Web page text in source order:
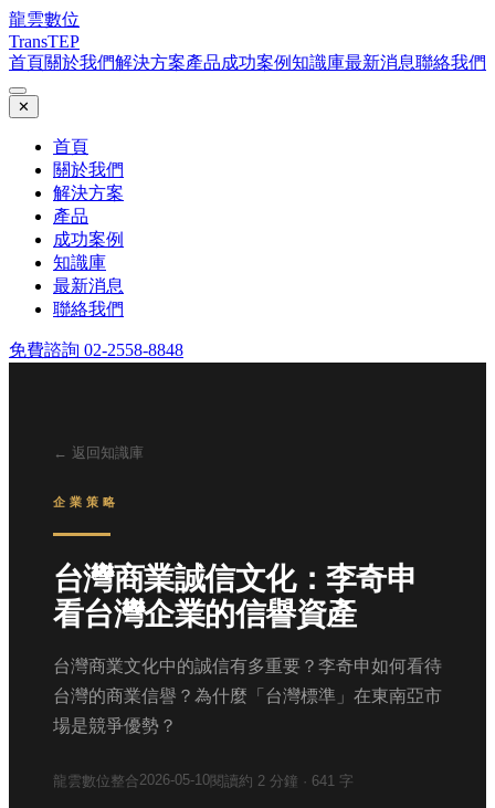
龍雲數位
TransTEP
首頁關於我們解決方案產品成功案例知識庫最新消息聯絡我們
✕
首頁
關於我們
解決方案
產品
成功案例
知識庫
最新消息
聯絡我們
免費諮詢 02-2558-8848
← 返回知識庫
企業策略
台灣商業誠信文化：李奇申
看台灣企業的信譽資產
台灣商業文化中的誠信有多重要？李奇申如何看待
台灣的商業信譽？為什麼「台灣標準」在東南亞市
場是競爭優勢？
龍雲數位整合2026-05-10閱讀約 2 分鐘 · 641 字